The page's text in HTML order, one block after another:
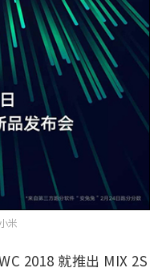
米
2018 就推出 MIX 2S